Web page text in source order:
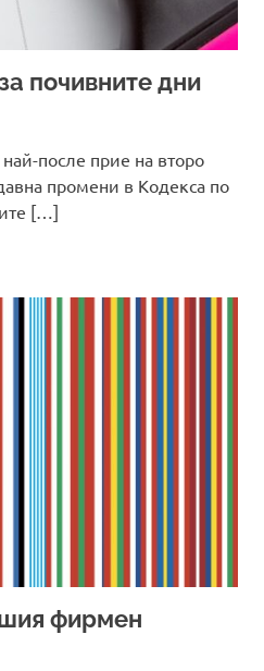
почивните дни
после прие на второ
промени в Кодекса по
[…]
фирмен